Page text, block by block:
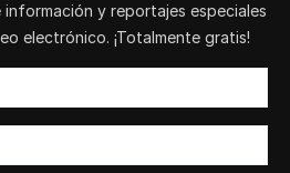
y reportajes especiales
electrónico. ¡Totalmente gratis!